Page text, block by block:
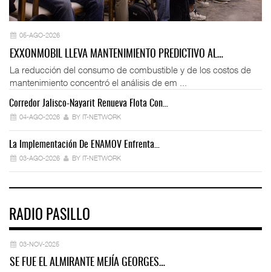
05-AGO-2026
EXXONMOBIL LLEVA MANTENIMIENTO PREDICTIVO AL…
La reducción del consumo de combustible y de los costos de
mantenimiento concentró el análisis de em ...
Corredor Jalisco-Nayarit Renueva Flota Con…
04-AGO-2026 BY IT-NETWORK
La Implementación De ENAMOV Enfrenta…
03-AGO-2026 BY IT-NETWORK
RADIO PASILLO
03-NOV-2025
SE FUE EL ALMIRANTE MEJÍA GEORGES…